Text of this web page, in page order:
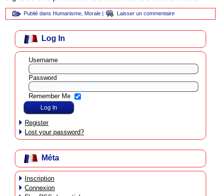
Publié dans Humanisme Morale | Laisser un commentaire
Log In
Username
Password
Remember Me
Register
Lost your password?
Méta
Inscription
Connexion